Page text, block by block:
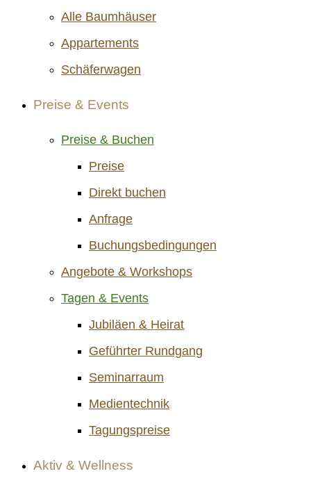
Alle Baumhäuser
Appartements
Schäferwagen
Preise & Events
Preise & Buchen
Preise
Direkt buchen
Anfrage
Buchungsbedingungen
Angebote & Workshops
Tagen & Events
Jubiläen & Heirat
Geführter Rundgang
Seminarraum
Medientechnik
Tagungspreise
Aktiv & Wellness